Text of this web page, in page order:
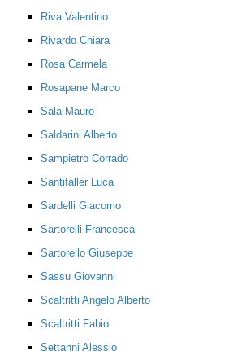
Riva Valentino
Rivardo Chiara
Rosa Carmela
Rosapane Marco
Sala Mauro
Saldarini Alberto
Sampietro Corrado
Santifaller Luca
Sardelli Giacomo
Sartorelli Francesca
Sartorello Giuseppe
Sassu Giovanni
Scaltritti Angelo Alberto
Scaltritti Fabio
Settanni Alessio